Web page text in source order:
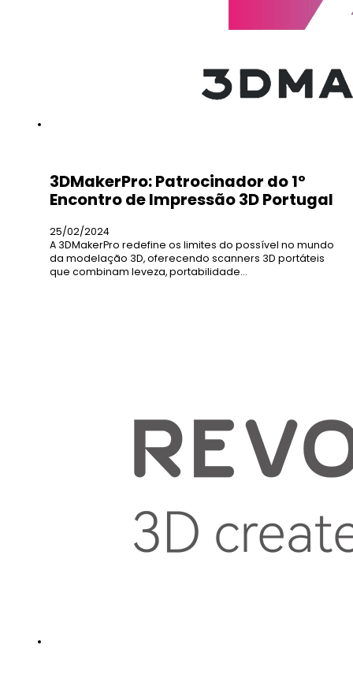
3DMakerPro: Patrocinador do 1º
Encontro de Impressão 3D Portugal
25/02/2024
A 3DMakerPro redefine os limites do possível no mundo
da modelação 3D, oferecendo scanners 3D portáteis
que combinam leveza, portabilidade…